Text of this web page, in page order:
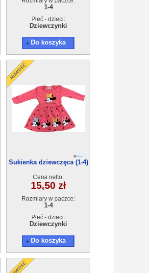
1-4
Płeć - dzieci:
Dziewczynki
Do koszyka
Sukienka dziewczęca (1-4)
Cena netto:
15,50 zł
Rozmiary w paczce:
1-4
Płeć - dzieci:
Dziewczynki
Do koszyka